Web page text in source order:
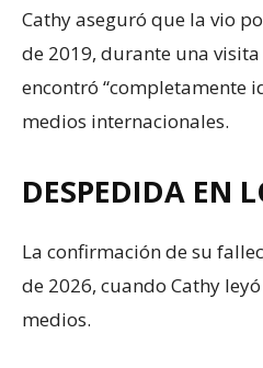
Cathy aseguró que la vio
de 2019, durante una
encontró “completamente
medios internacionales.
DESPEDIDA EN
La confirmación de su
de 2026, cuando Cathy
medios.